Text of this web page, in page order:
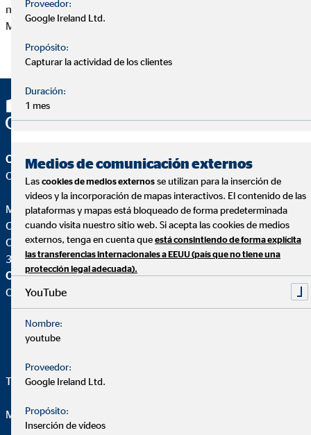
mismos, sin previo permiso por escrito de Miguel Cabrera
Martin.
OVB Allfinanz España S.A.
Oficina | Santa Cruz de Tenerife
Miguel Cabrera Martin
Coordinador de Zona para OVB
C. San Pedro Alcántara, 11 Oficina Bajo C
38003 Santa Cruz de Tenerife
OVB Allfinanz España S.A.
Oficina |
Telefon:+34 640 613 992
Mail:miguel.cabrera@ovb.es
Proveedor:
Google Ireland Ltd.
Propósito:
Capturar la actividad de los clientes
Duración:
1 mes
Medios de comunicación externos
Las cookies de medios externos se utilizan para la inserción de
videos y la incorporación de mapas interactivos. El contenido de las
plataformas y mapas está bloqueado de forma predeterminada
cuando visita nuestro sitio web. Si acepta las cookies de medios
externos, tenga en cuenta que está consintiendo de forma explícita
las transferencias internacionales a EEUU (país que no tiene una
protección legal adecuada).
YouTube
Nombre:
youtube
Proveedor:
Google Ireland Ltd.
Propósito:
Inserción de vídeos